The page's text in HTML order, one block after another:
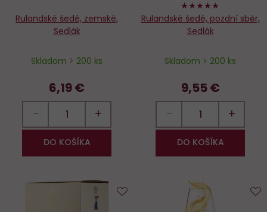
Rulandské šedé, zemské,
Sedlák
Skladom > 200 ks
6,19 €
− +
DO KOŠÍKA
100%
Rulandské šedé, pozdní sběr,
Sedlák
Skladom > 200 ks
9,55 €
− +
DO KOŠÍKA